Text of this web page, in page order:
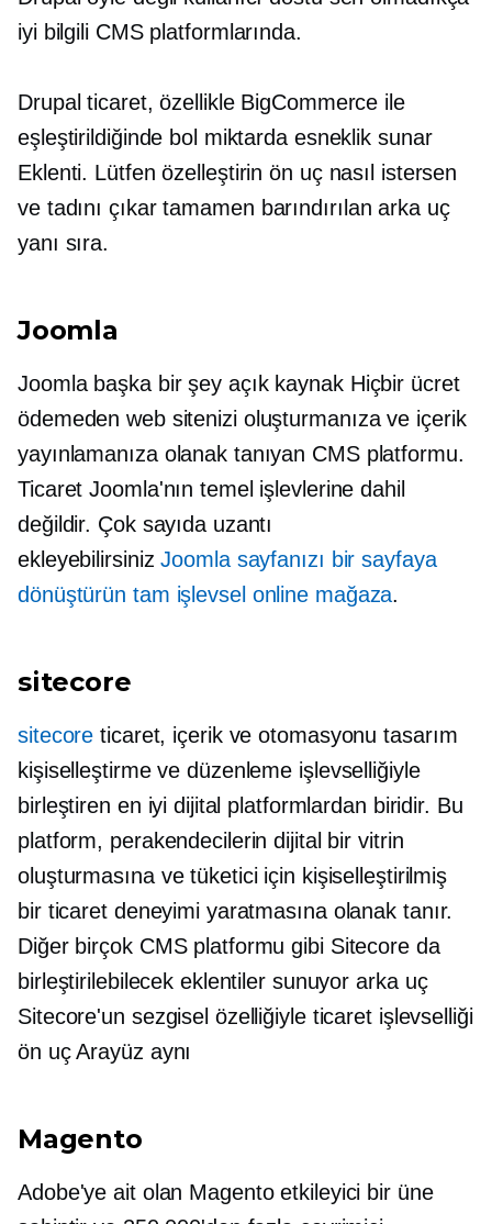
iyi bilgiliCMS platformlarında.
Drupal ticaret, özellikle BigCommerce ile
eşleştirildiğinde bol miktarda esneklik sunar
Eklenti. Lütfen özelleştirinön uçnasıl istersen
ve tadını çıkartamamen barındırılan arka uç
yanı sıra.
Joomla
Joomla başka bir şey açık kaynakHiçbir ücret
ödemeden web sitenizi oluşturmanıza ve içerik
yayınlamanıza olanak tanıyan CMS platformu.
Ticaret Joomla'nın temel işlevlerine dahil
değildir. Çok sayıda uzantı
ekleyebilirsinizJoomla sayfanızı bir sayfaya
dönüştürün tam işlevsel online mağaza.
sitecore
sitecore ticaret, içerik ve otomasyonu tasarım
kişiselleştirme ve düzenleme işlevselliğiyle
birleştiren en iyi dijital platformlardan biridir. Bu
platform, perakendecilerin dijital bir vitrin
oluşturmasına ve tüketici için kişiselleştirilmiş
bir ticaret deneyimi yaratmasına olanak tanır.
Diğer birçok CMS platformu gibi Sitecore da
birleştirilebilecek eklentiler sunuyorarka uç
Sitecore'un sezgisel özelliğiyle ticaret işlevselliği
ön uçArayüz aynı
Magento
Adobe'ye ait olan Magento etkileyici bir üne